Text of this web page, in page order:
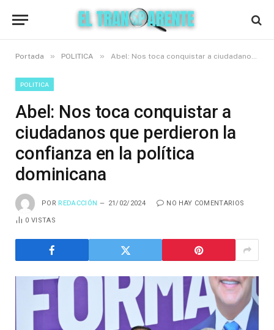
Portada » POLITICA » Abel: Nos toca conquistar a ciudadanos que perdieron la confianza en la política dominicana
POLITICA
Abel: Nos toca conquistar a
ciudadanos que perdieron la
confianza en la política
dominicana
POR REDACCIÓN 21/02/2024 NO HAY COMENTARIOS
0VISTAS